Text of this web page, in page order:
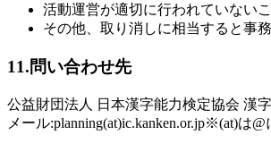
活動運営が適切に行われていない
その他、取り消しに相当すると事
11.問い合わせ先
公益財団法人 日本漢字能力検定協会 漢
メール:planning(at)ic.kanken.or.jp※(at)は